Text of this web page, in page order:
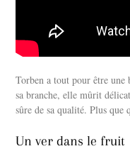
Torben a tout pour être une
sa branche, elle mûrit
sûre de sa qualité. Plus
Un ver dans le fruit